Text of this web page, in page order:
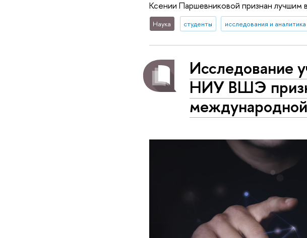
Ксении Паршевниковой признан лучшим
Наука студенты исследования и аналитика
Исследование
НИУ ВШЭ